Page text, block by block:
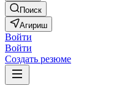
Поиск
Агириш
Войти
Войти
Создать резюме